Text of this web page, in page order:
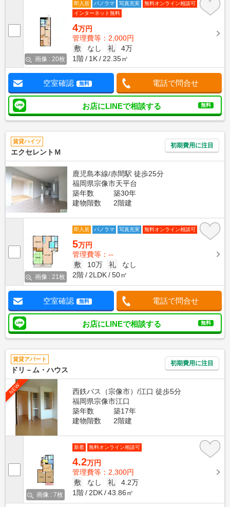
画像 : 20枚
即入居 パノラマ 写真充実
無料オンライン相談可
インターネット無料
4万円
管理費等：2,000円
敷
なし 礼
4万
1階
1K 22.35㎡
空室確認 無料 電話で問合せ
お店にLINEで相談する 無料
賃貸ハイツ
エクセレントＭ
初期費用に注目
鹿児島本線/赤間駅 徒歩25分
福岡県宗像市天平台
築年数
築30年
建物階数
2階建
画像 : 21枚
即入居 パノラマ 写真充実 無料オンライン相談可
5万円
管理費等：--
敷
10万 礼
なし
2階
2LDK 50㎡
空室確認 無料 電話で問合せ
お店にLINEで相談する 無料
賃貸アパート
ドリ－ム・ハウス
初期費用に注目
NEW
西鉄バス（宗像市）/江口 徒歩5分
福岡県宗像市江口
築年数
築17年
建物階数
2階建
画像 : 7枚
新着 無料オンライン相談可
4.2万円
管理費等：2,300円
敷
なし 礼
4.2万
1階
2DK 43.86㎡